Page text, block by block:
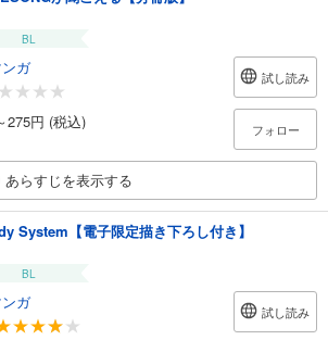
BL
ガ
275円 (税込)
試し読み
フォロー
あらすじを表示する
System【電子限定描き下ろし付き】
BL
ガ
試し読み